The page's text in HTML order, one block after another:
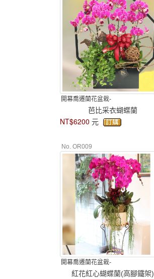
開幕喬遷蘭花盆栽-
芭比采衣蝴蝶蘭
NT$6200 元
No. OR009
開幕喬遷蘭花盆栽-
紅花紅心蝴蝶蘭(高腳鐵架)